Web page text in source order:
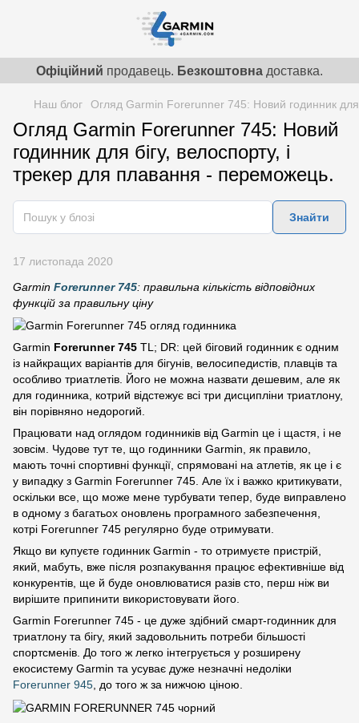
Офіційний продавець. Безкоштовна доставка.
Наш блог Огляд Garmin Forerunner 745: Новий годинник
Огляд Garmin Forerunner 745: Новий
годинник для бігу, велоспорту, і
трекер для плавання - переможець.
Знайти
17 листопада 2020
Garmin Forerunner 745: правильна кількість відповідних
функцій за правильну ціну
Garmin Forerunner 745 TL; DR: цей біговий годинник є одним
із найкращих варіантів для бігунів, велосипедистів, плавців та
особливо триатлетів. Його не можна назвати дешевим, але як
для годинника, котрий відстежує всі три дисципліни триатлону,
він порівняно недорогий.
Працювати над оглядом годинників від Garmin це і щастя, і не
зовсім. Чудове тут те, що годинники Garmin, як правило,
мають точні спортивні функції, спрямовані на атлетів, як це і є
у випадку з Garmin Forerunner 745. Але їх і важко критикувати,
оскільки все, що може мене турбувати тепер, буде виправлено
в одному з багатьох оновлень програмного забезпечення,
котрі Forerunner 745 регулярно буде отримувати.
Якщо ви купуєте годинник Garmin - то отримуєте пристрій,
який, мабуть, вже після розпакування працює ефективніше від
конкурентів, ще й буде оновлюватися разів сто, перш ніж ви
вирішите припинити використовувати його.
Garmin Forerunner 745 - це дуже здібний смарт-годинник для
триатлону та бігу, який задовольнить потреби більшості
спортсменів. До того ж легко інтегрується у розширену
екосистему Garmin та усуває дуже незначні недоліки
Forerunner 945, до того ж за нижчою ціною.